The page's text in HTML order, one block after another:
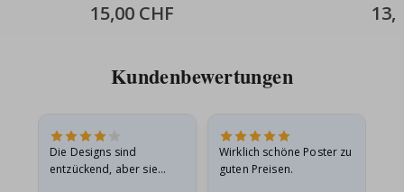
Special
Price
15,00 CHF Price
Kundenbewertungen
Die Designs sind
entzückend, aber sie
Wirklich schöne Poster zu
guten Preisen.